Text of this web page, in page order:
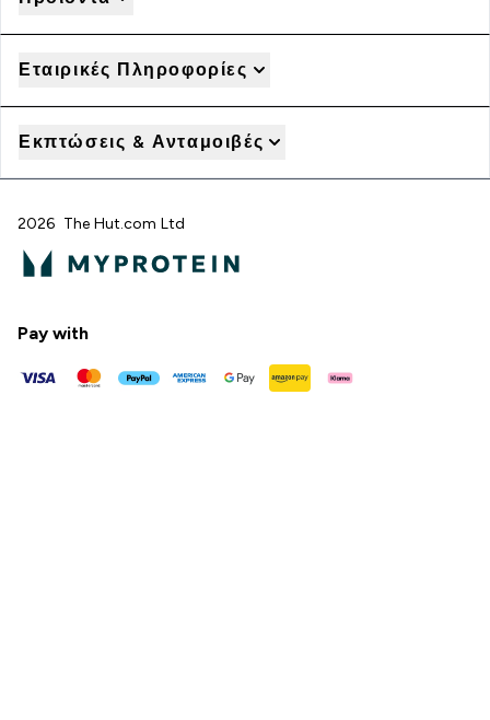
Εταιρικές Πληροφορίες
Εκπτώσεις & Ανταμοιβές
2026 The Hut.com Ltd
Pay with